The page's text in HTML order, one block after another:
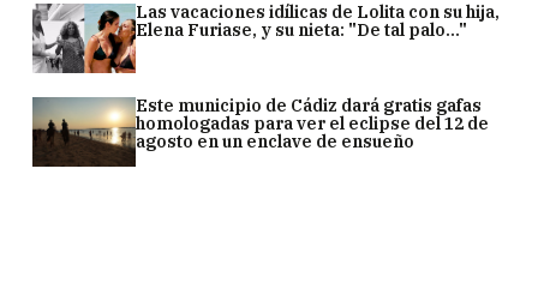
Las vacaciones idílicas de Lolita con su hija,
Elena Furiase, y su nieta: "De tal palo..."
Este municipio de Cádiz dará gratis gafas
homologadas para ver el eclipse del 12 de
agosto en un enclave de ensueño